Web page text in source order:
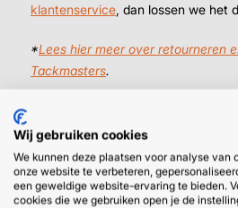
klantenservice, dan lossen we het
*Lees hier meer over retourneren
Tackmasters.
Wij gebruiken cookies
We kunnen deze plaatsen voor analyse van
onze website te verbeteren,
een geweldige website-ervaring te bieden.
cookies die we gebruiken open je de